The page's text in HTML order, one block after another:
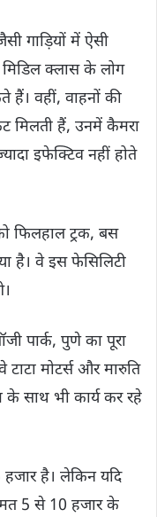
गाड़ियों में ऐसी
क्लास के लोग
हैं। वहीं, वाहनों की
मिलती हैं, उनमें कैमरा
इफेक्टिव नहीं होते
फिलहाल ट्रक, बस
है। वे इस फेसिलिटी
पार्क, पुणे का पूरा
मोटर्स और मारुति
के साथ भी कार्य कर रहे
है। लेकिन यदि
5 से 10 हजार के